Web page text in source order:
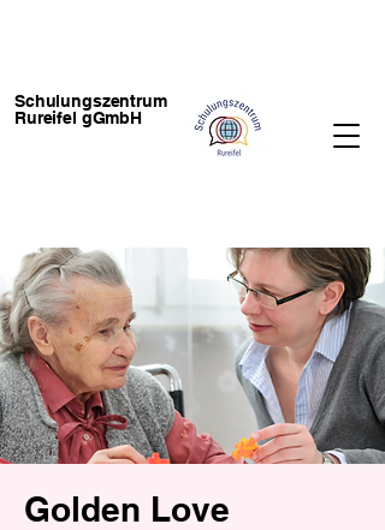
Schulungszentrum
Rureifel gGmbH
Golden Love